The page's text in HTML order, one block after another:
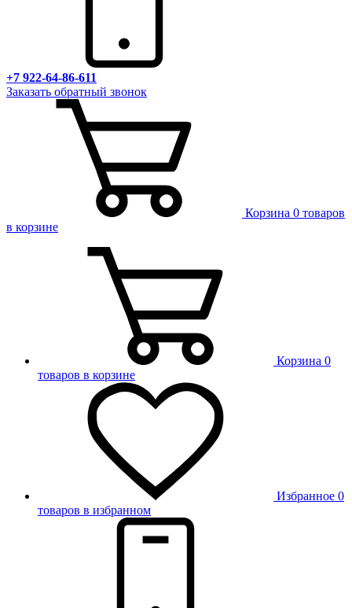
+7 922-64-86-611
Заказать обратный звонок
Корзина 0 товаров
в корзине
Корзина 0
товаров в корзине
Избранное 0
товаров в избранном